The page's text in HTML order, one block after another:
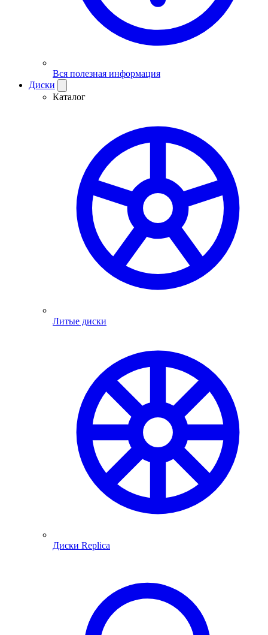
Вся полезная информация
Диски
Каталог
Литые диски
Диски Replica